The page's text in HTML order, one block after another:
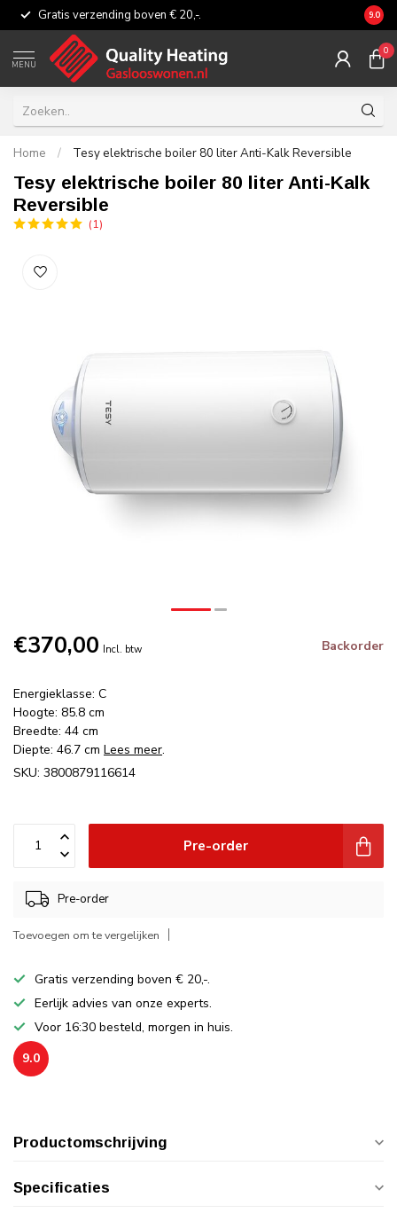
Gratis verzending boven € 20,-. 9.0
MENU
0
Home / Tesy elektrische boiler 80 liter Anti-Kalk Reversible
Tesy elektrische boiler 80 liter Anti-Kalk
Reversible
(1)
€370,00 Incl. btw Backorder
Energieklasse: C
Hoogte: 85.8 cm
Breedte: 44 cm
Diepte: 46.7 cm Lees meer.
SKU: 3800879116614
Pre-order
Pre-order
Toevoegen om te vergelijken
Gratis verzending boven € 20,-.
Eerlijk advies van onze experts.
Voor 16:30 besteld, morgen in huis.
9.0
Productomschrijving
Specificaties